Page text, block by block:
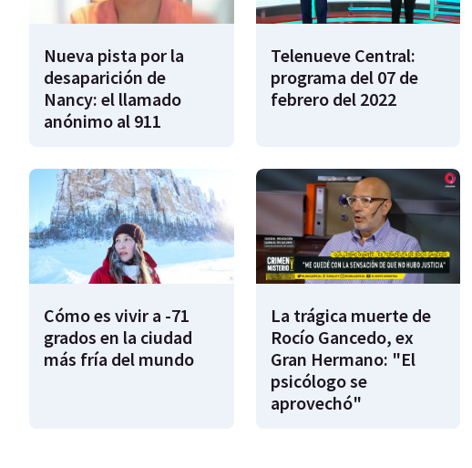
Nueva pista por la
desaparición de
Nancy: el llamado
anónimo al 911
Telenueve Central:
programa del 07 de
febrero del 2022
Cómo es vivir a -71
grados en la ciudad
más fría del mundo
La trágica muerte de
Rocío Gancedo, ex
Gran Hermano: "El
psicólogo se
aprovechó"